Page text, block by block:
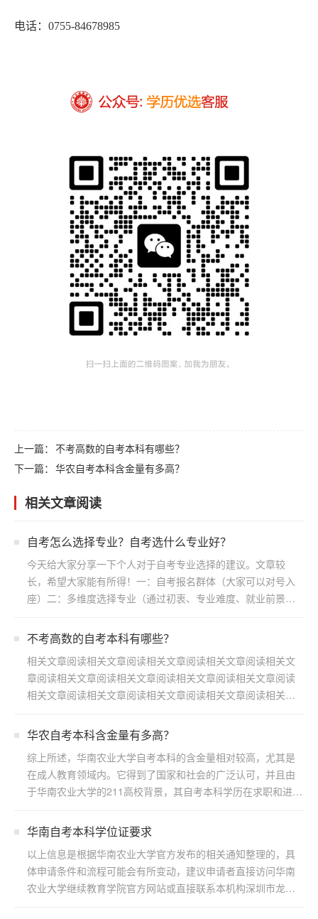
电话：0755-84678985
上一篇： 不考高数的自考本科有哪些？
下一篇： 华农自考本科含金量有多高？
相关文章阅读
自考怎么选择专业？自考选什么专业好？
今天给大家分享一下个人对于自考专业选择的建议。文章较
长，希望大家能有所得！一：自考报名群体（大家可以对号入
座）二：多维度选择专业（通过初衷、专业难度、就业前景方
不考高数的自考本科有哪些？
相关文章阅读相关文章阅读相关文章阅读相关文章阅读相关文
章阅读相关文章阅读相关文章阅读相关文章阅读相关文章阅读
相关文章阅读相关文章阅读相关文章阅读相关文章阅读相关文
华农自考本科含金量有多高？
综上所述，华南农业大学自考本科的含金量相对较高，尤其是
在成人教育领域内。它得到了国家和社会的广泛认可，并且由
于华南农业大学的211高校背景，其自考本科学历在求职和进一
华南自考本科学位证要求
以上信息是根据华南农业大学官方发布的相关通知整理的，具
体申请条件和流程可能会有所变动，建议申请者直接访问华南
农业大学继续教育学院官方网站或直接联系本机构深圳市龙岗